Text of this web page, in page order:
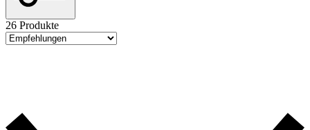
26 Produkte